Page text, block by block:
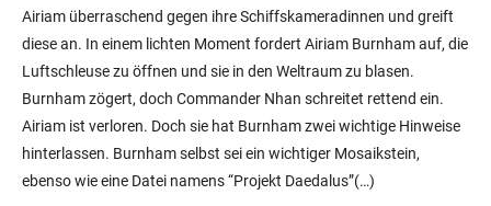
Airiam überraschend gegen ihre Schiffskameradinnen und greift
diese an. In einem lichten Moment fordert Airiam Burnham auf, die
Luftschleuse zu öffnen und sie in den Weltraum zu blasen.
Burnham zögert, doch Commander Nhan schreitet rettend ein.
Airiam ist verloren. Doch sie hat Burnham zwei wichtige Hinweise
hinterlassen. Burnham selbst sei ein wichtiger Mosaikstein,
ebenso wie eine Datei namens “Projekt Daedalus”(…)